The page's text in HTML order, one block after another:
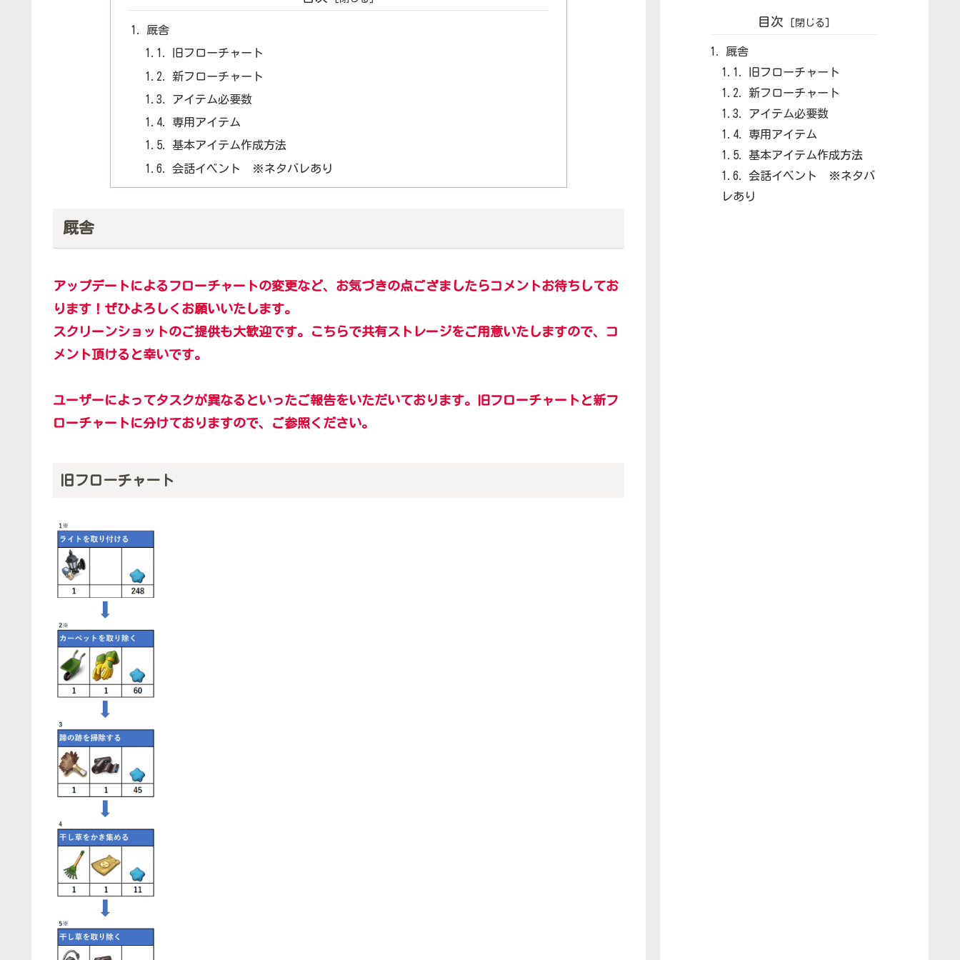
厩舎
旧フローチャート
新フローチャート
アイテム必要数
専用アイテム
基本アイテム作成方法
会話イベント ※ネタバレあり
厩舎
アップデートによるフローチャートの変更など、お気づきの点ござましたらコメントお待ちしてお
ります！ぜひよろしくお願いいたします。
スクリーンショットのご提供も大歓迎です。こちらで共有ストレージをご用意いたしますので、コ
メント頂けると幸いです。
ユーザーによってタスクが異なるといったご報告をいただいております。旧フローチャートと新フ
ローチャートに分けておりますので、ご参照ください。
旧フローチャート
目次
厩舎
旧フローチャート
新フローチャート
アイテム必要数
専用アイテム
基本アイテム作成方法
会話イベント ※ネタバ
レあり